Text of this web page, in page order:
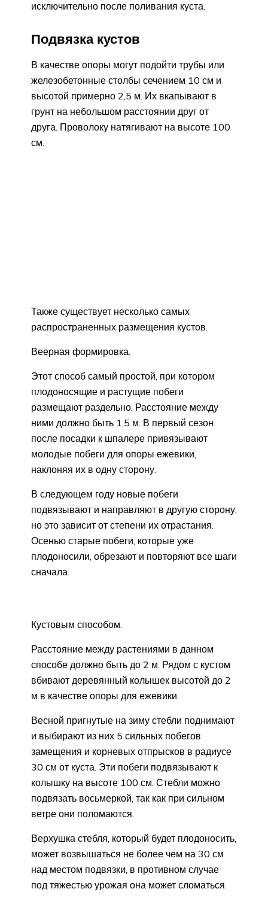
исключительно после поливания куста.
Подвязка кустов
В качестве опоры могут подойти трубы или
железобетонные столбы сечением 10 см и
высотой примерно 2,5 м. Их вкапывают в
грунт на небольшом расстоянии друг от
друга. Проволоку натягивают на высоте 100
см.
Также существует несколько самых
распространенных размещения кустов.
Веерная формировка.
Этот способ самый простой, при котором
плодоносящие и растущие побеги
размещают раздельно. Расстояние между
ними должно быть 1,5 м. В первый сезон
после посадки к шпалере привязывают
молодые побеги для опоры ежевики,
наклоняя их в одну сторону.
В следующем году новые побеги
подвязывают и направляют в другую сторону,
но это зависит от степени их отрастания.
Осенью старые побеги, которые уже
плодоносили, обрезают и повторяют все шаги
сначала.
Кустовым способом.
Расстояние между растениями в данном
способе должно быть до 2 м. Рядом с кустом
вбивают деревянный колышек высотой до 2
м в качестве опоры для ежевики.
Весной пригнутые на зиму стебли поднимают
и выбирают из них 5 сильных побегов
замещения и корневых отпрысков в радиусе
30 см от куста. Эти побеги подвязывают к
колышку на высоте 100 см. Стебли можно
подвязать восьмеркой, так как при сильном
ветре они поломаются.
Верхушка стебля, который будет плодоносить,
может возвышаться не более чем на 30 см
над местом подвязки, в противном случае
под тяжестью урожая она может сломаться.